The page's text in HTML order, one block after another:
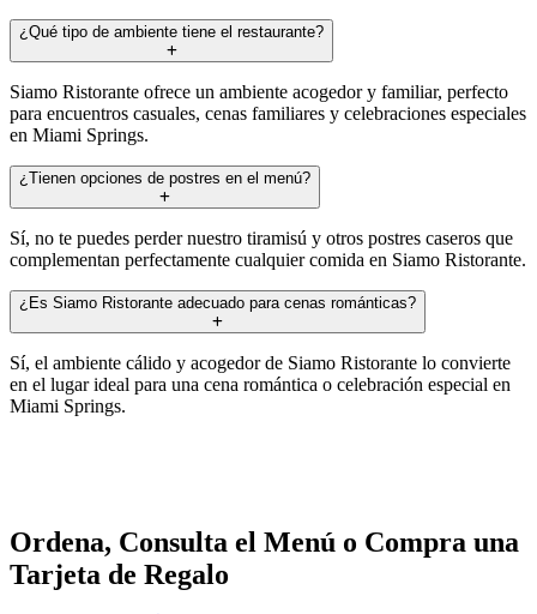
¿Qué tipo de ambiente tiene el restaurante?
Siamo Ristorante ofrece un ambiente acogedor y familiar, perfecto
para encuentros casuales, cenas familiares y celebraciones especiales
en Miami Springs.
¿Tienen opciones de postres en el menú?
Sí, no te puedes perder nuestro tiramisú y otros postres caseros que
complementan perfectamente cualquier comida en Siamo Ristorante.
¿Es Siamo Ristorante adecuado para cenas románticas?
Sí, el ambiente cálido y acogedor de Siamo Ristorante lo convierte
en el lugar ideal para una cena romántica o celebración especial en
Miami Springs.
Ordena, Consulta el Menú o Compra una
Tarjeta de Regalo